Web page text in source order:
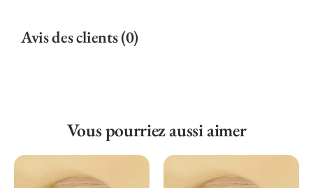
Avis des clients (0)
Vous pourriez aussi aimer